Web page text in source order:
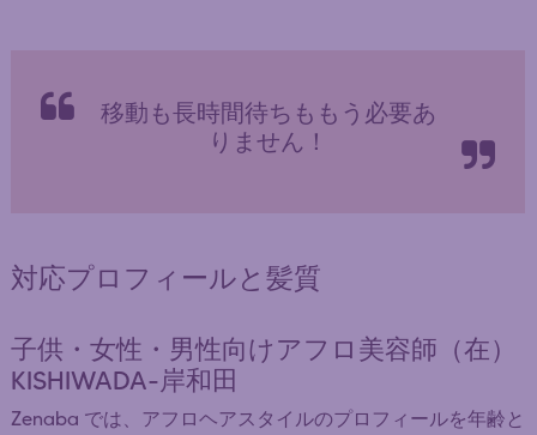
移動も長時間待ちももう必要あ
りません！
対応プロフィールと髪質
子供・女性・男性向けアフロ美容師（在）
KISHIWADA-岸和田
Zenaba では、アフロヘアスタイルのプロフィールを年齢と